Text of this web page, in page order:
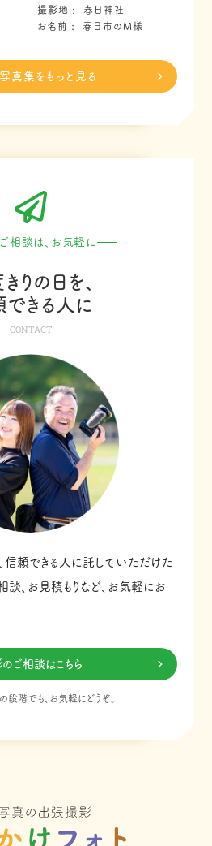
撮影地
春日神社
お名前
春日市のM様
真集をもっと見る
相談は、お気軽に
りの日を、
きる人に
CONTACT
信頼できる人に託していただけた
、お見積もりなど、お気軽にお
ご相談はこちら
段階でも、お気軽にどうぞ。